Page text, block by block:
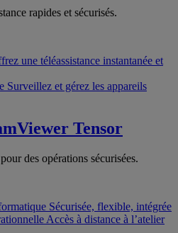
rapides et sécurisés.
une téléassistance instantanée et
Surveillez et gérez les appareils
Tensor
des opérations sécurisées.
Sécurisée, flexible, intégrée
Accès à distance à l’atelier